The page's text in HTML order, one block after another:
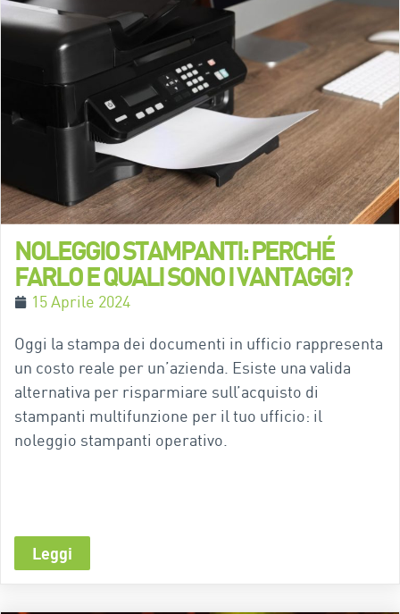
NOLEGGIO STAMPANTI: PERCHÉ
FARLO E QUALI SONO I VANTAGGI?
15 Aprile 2024
Oggi la stampa dei documenti in ufficio rappresenta
un costo reale per un’azienda. Esiste una valida
alternativa per risparmiare sull’acquisto di
stampanti multifunzione per il tuo ufficio: il
noleggio stampanti operativo.
Leggi